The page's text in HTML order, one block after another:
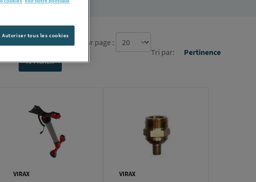
Nombre d'élément par page :
Tri par:
Pertinence
VIRAX VIRAX
Autoriser tous les cookies